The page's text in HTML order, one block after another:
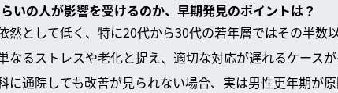
いの人が影響を受けるのか、早期発見のポイントは？
然として低く、特に20代から30代の若年層ではその半数
なるストレスや老化と捉え、適切な対応が遅れるケース
に通院しても改善が見られない場合、実は男性更年期が原